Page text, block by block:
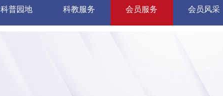
科普园地 科教服务 会员服务 会员风采